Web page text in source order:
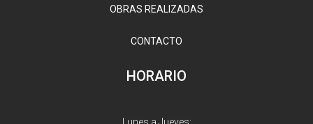
OBRAS REALIZADAS
CONTACTO
HORARIO